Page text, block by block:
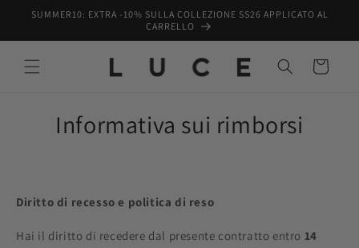
direttamente
SUMMER10: EXTRA -10% SULLA COLLEZIONE SS26 APPLICATO AL
CARRELLO
Carrello
Informativa sui rimborsi
Diritto di recesso e politica di reso
Hai il diritto di recedere dal presente contratto entro 14